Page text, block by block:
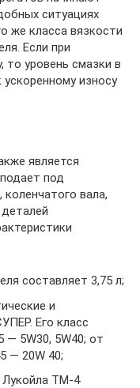
ситуациях
же класса вязкости
Если при
то уровень смазки в
ускоренному износу
является
под
вала,
составляет 3,75 л;
и
Его класс
— 5W30, 5W40; от
— 20W 40;
Лукойла ТМ-4